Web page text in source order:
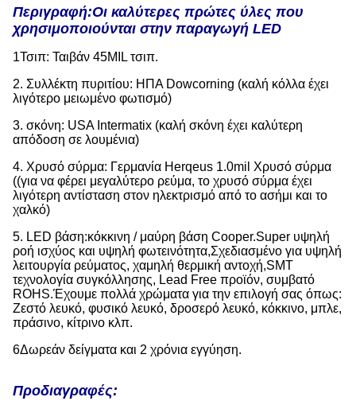
Περιγραφή:Οι καλύτερες πρώτες ύλες που
χρησιμοποιούνται στην παραγωγή LED
1Τσιπ: Ταιβάν 45MIL τσιπ.
2. Συλλέκτη πυριτίου: ΗΠΑ Dowcorning (καλή κόλλα έχει
λιγότερο μειωμένο φωτισμό)
3. σκόνη: USA Intermatix (καλή σκόνη έχει καλύτερη
απόδοση σε λουμένια)
4. Χρυσό σύρμα: Γερμανία Herqeus 1.0mil Χρυσό σύρμα
((για να φέρει μεγαλύτερο ρεύμα, το χρυσό σύρμα έχει
λιγότερη αντίσταση στον ηλεκτρισμό από το ασήμι και το
χαλκό)
5. LED βάση:κόκκινη / μαύρη βάση Cooper.Super υψηλή
ροή ισχύος και υψηλή φωτεινότητα,Σχεδιασμένο για υψηλή
λειτουργία ρεύματος, χαμηλή θερμική αντοχή,SMT
τεχνολογία συγκόλλησης, Lead Free προϊόν, συμβατό
ROHS.Έχουμε πολλά χρώματα για την επιλογή σας όπως:
Ζεστό λευκό, φυσικό λευκό, δροσερό λευκό, κόκκινο, μπλε,
πράσινο, κίτρινο κλπ.
6Δωρεάν δείγματα και 2 χρόνια εγγύηση.
Προδιαγραφές: